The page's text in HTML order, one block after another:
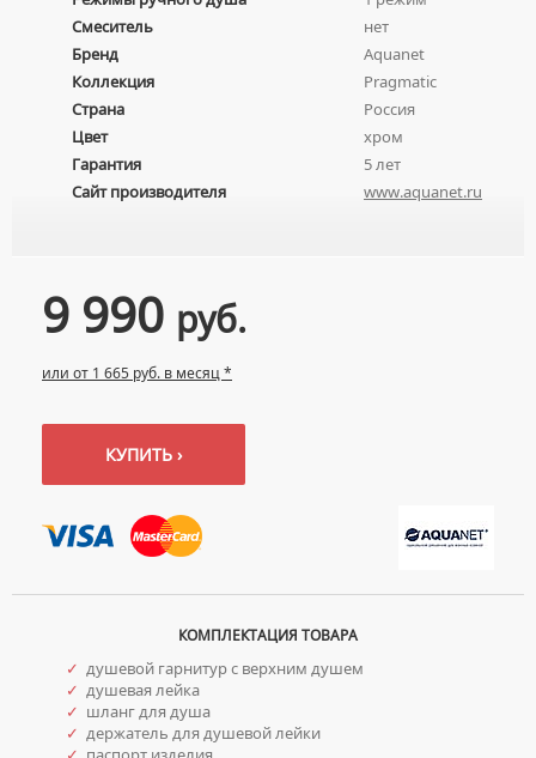
Смеситель
нет
Бренд
Aquanet
Коллекция
Pragmatic
Страна
Россия
Цвет
хром
Гарантия
5 лет
Сайт производителя
www.aquanet.ru
9 990 руб.
или от 1 665 руб. в месяц *
КУПИТЬ ›
КОМПЛЕКТАЦИЯ ТОВАРА
✓ душевой гарнитур с верхним душем
✓ душевая лейка
✓ шланг для душа
✓ держатель для душевой лейки
УМЫВАЛЬНИКИ С ПЬЕДЕСТАЛАМИ
ПЬЕДЕСТАЛЫ ДЛЯ УМЫВАЛЬНИКОВ
ПОЛУПЬЕДЕСТАЛЫ ДЛЯ УМЫВАЛЬНИКОВ
КОМПЛЕКТУЮЩИЕ ДЛЯ УНИТАЗОВ